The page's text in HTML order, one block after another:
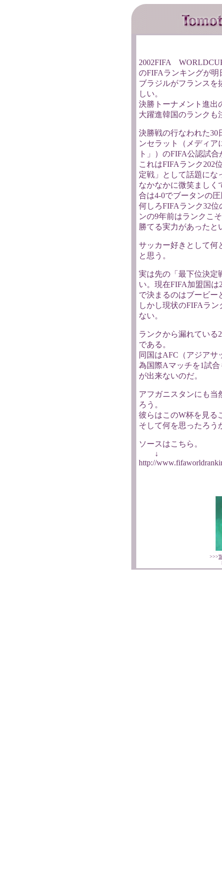
2002FIFA
のFIFAランキングが
ブラジルがフランスを
しい。
決勝トーナメント進出
大躍進韓国のランクも
決勝戦の行なわれた30
ンセラット（メディア
ト」）のFIFA公認試
これはFIFAランク202
定戦」として話題にな
なかなかに微笑ましく
合は4-0でブータンの
何しろFIFAランク32
ンの9年前はランクこ
勝てる実力があったと
サッカー好きとして何
と思う。
実は先の「最下位決定
い。現在FIFA加盟国は
で決まるのはブービー
しかし現状のFIFAラ
ない。
ランクから漏れている
である。
同国はAFC（アジアサ
為国際Aマッチを1試
が出来ないのだ。
アフガニスタンにも当
ろう。
彼らはこのW杯を見る
そして何を思ったろう
ソースはこちら。
↓
http://
>>>